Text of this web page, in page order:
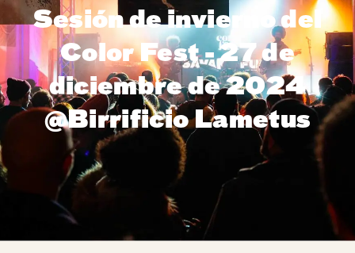
Sesión de invierno del
Color Fest - 27 de
diciembre de 2024
@Birrificio Lametus